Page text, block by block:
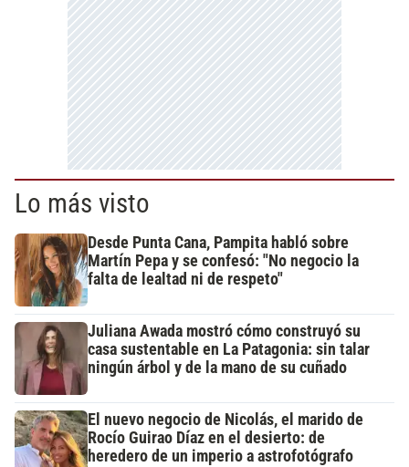
Lo más visto
Desde Punta Cana, Pampita habló sobre
Martín Pepa y se confesó: "No negocio la
falta de lealtad ni de respeto"
Juliana Awada mostró cómo construyó su
casa sustentable en La Patagonia: sin talar
ningún árbol y de la mano de su cuñado
El nuevo negocio de Nicolás, el marido de
Rocío Guirao Díaz en el desierto: de
heredero de un imperio a astrofotógrafo